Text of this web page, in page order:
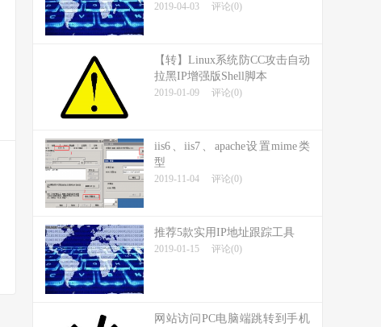
2019-04-03 评论(0)
【转】Linux系统防CC攻击自动
拉黑IP增强版Shell脚本
2019-01-09 评论(0)
iis6、iis7、apache设置mime类
型
2019-11-04 评论(0)
推荐5款实用IP地址跟踪工具
2019-01-15 评论(0)
网站访问PC电脑端跳转到手机